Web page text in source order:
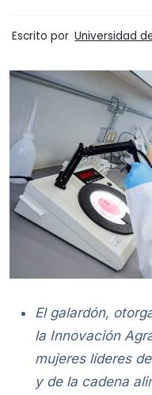
Escrito por Universidad
El galardón,
la Innovación
mujeres líderes
y de la cadena